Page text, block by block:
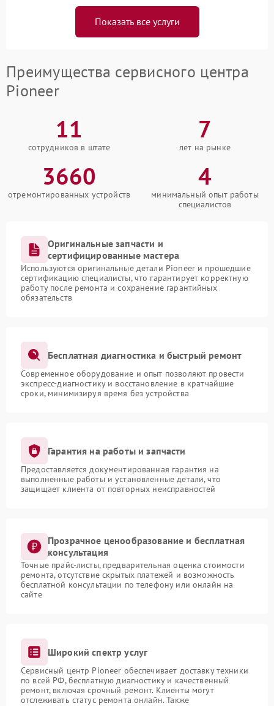
Показать все услуги
Преимущества сервисного центра
Pioneer
11
сотрудников в штате
7
лет на рынке
3660
отремонтированных устройств
4
минимальный опыт работы
специалистов
Оригинальные запчасти и
сертифицированные мастера
Используются оригинальные детали Pioneer и прошедшие
сертификацию специалисты, что гарантирует корректную
работу после ремонта и сохранение гарантийных
обязательств
Бесплатная диагностика и быстрый ремонт
Современное оборудование и опыт позволяют провести
экспресс-диагностику и восстановление в кратчайшие
сроки, минимизируя время без устройства
Гарантия на работы и запчасти
Предоставляется документированная гарантия на
выполненные работы и установленные детали, что
защищает клиента от повторных неисправностей
Прозрачное ценообразование и бесплатная
консультация
Точные прайс-листы, предварительная оценка стоимости
ремонта, отсутствие скрытых платежей и возможность
бесплатной консультации по телефону или онлайн на
сайте
Широкий спектр услуг
Сервисный центр Pioneer обеспечивает доставку техники
по всей РФ, бесплатную диагностику и качественный
ремонт, включая срочный ремонт. Клиенты могут
отслеживать статус ремонта онлайн. Также